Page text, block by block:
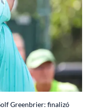
Greenbrier: finalizó